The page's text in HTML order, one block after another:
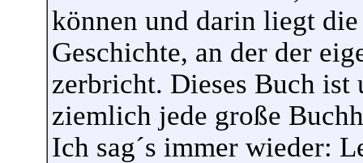
können und darin liegt
Geschichte, an der der
zerbricht. Dieses Buch ist
ziemlich jede große
Ich sag´s immer wieder: